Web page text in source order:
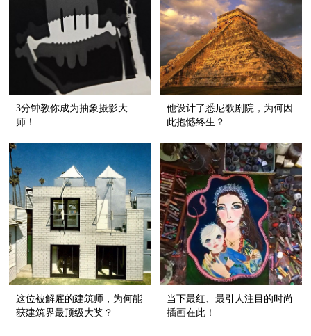
3分钟教你成为抽象摄影大
师！
他设计了悉尼歌剧院，为何因
此抱憾终生？
这位被解雇的建筑师，为何能
获建筑界最顶级大奖？
当下最红、最引人注目的时尚
插画在此！